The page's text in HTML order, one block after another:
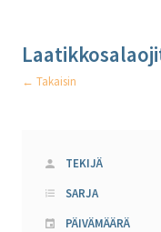
← Takaisin
TEKIJÄ
SARJA
PÄIVÄMÄÄRÄ